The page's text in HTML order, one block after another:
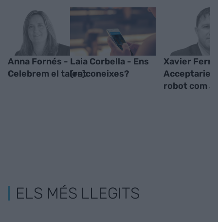
Anna Fornés -
Celebrem el talent
Laia Corbella - Ens
(re)coneixes?
Xavier
Acceptaries
robot com a
ELS MÉS LLEGITS